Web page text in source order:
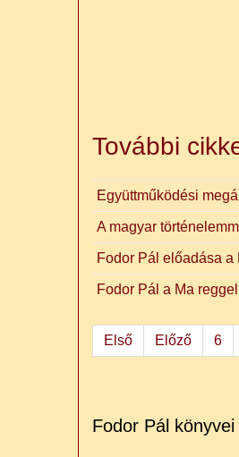
További
Együttműködési
A magyar
Fodor Pál előadása a
Fodor Pál a Ma
Első Előző 6
Fodor Pál könyvei